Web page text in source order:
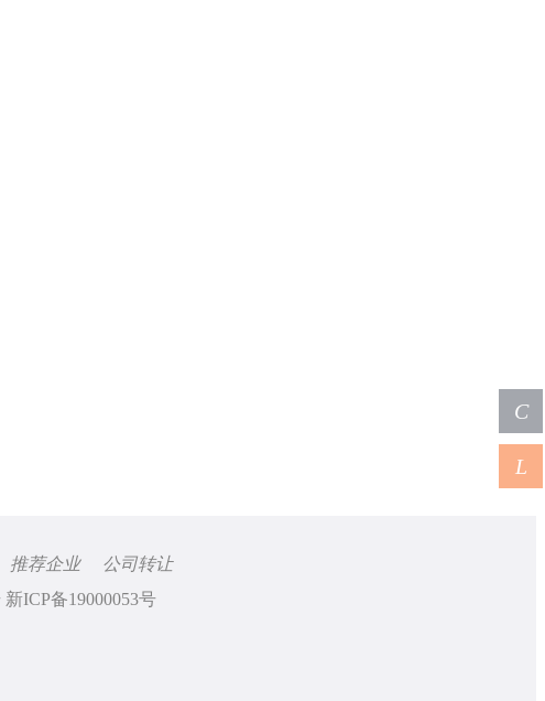
推荐企业
公司转让
ICP备19000053号
C
L